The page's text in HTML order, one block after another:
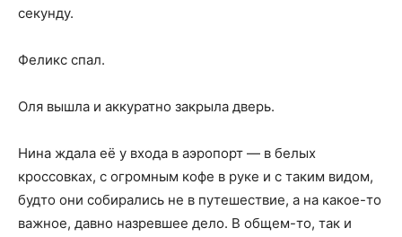
секунду.
Феликс спал.
Оля вышла и аккуратно закрыла дверь.
Нина ждала её у входа в аэропорт — в белых
кроссовках, с огромным кофе в руке и с таким видом,
будто они собирались не в путешествие, а на какое-то
важное, давно назревшее дело. В общем-то, так и